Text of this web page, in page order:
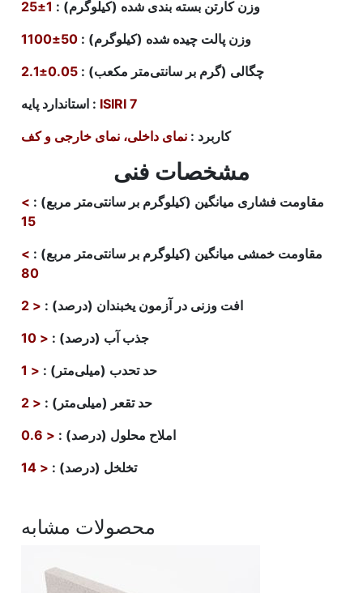
وزن کارتن بسته بندی شده (کیلوگرم) :
1±25
وزن پالت چیده شده (کیلوگرم) :
50±1100
چگالی (گرم بر سانتی‌متر مکعب) :
0.05±2.1
استاندارد پایه : ISIRI 7
کاربرد : نمای داخلی، نمای خارجی و کف
مشخصات فنی
مقاومت فشاری میانگین (کیلوگرم بر سانتی‌متر مربع) :
>
15
مقاومت خمشی میانگین (کیلوگرم بر سانتی‌متر مربع) :
>
80
افت وزنی در آزمون یخبندان (درصد) :
< 2
جذب آب (درصد) :
< 10
حد تحدب (میلی‌متر) :
< 1
حد تقعر (میلی‌متر) :
< 2
املاح محلول (درصد) :
< 0.6
تخلخل (درصد) :
< 14
محصولات مشابه